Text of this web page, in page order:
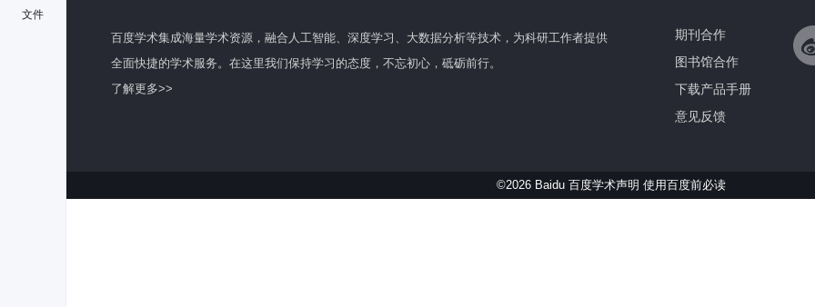
文件
百度学术集成海量学术资源，融合人工智能、深度学习、大数据分析等技术，为科研工作者提供
全面快捷的学术服务。在这里我们保持学习的态度，不忘初心，砥砺前行。
了解更多>>
期刊合作
图书馆合作
下载产品手册
意见反馈
©2026 Baidu 百度学术声明 使用百度前必读